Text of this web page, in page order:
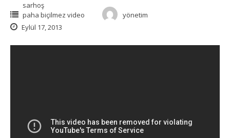
sarhoş
paha biçilmez video
yönetim
Eylül 17, 2013